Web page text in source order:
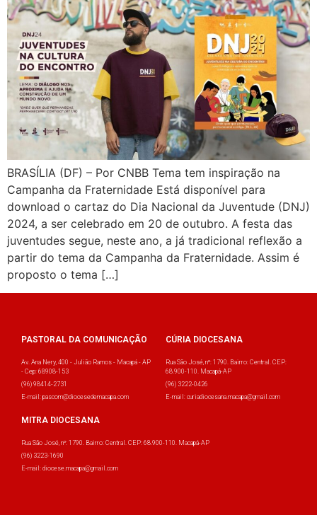
BRASÍLIA (DF) – Por CNBB Tema tem inspiração na
Campanha da Fraternidade Está disponível para
download o cartaz do Dia Nacional da Juventude (DNJ)
2024, a ser celebrado em 20 de outubro. A festa das
juventudes segue, neste ano, a já tradicional reflexão a
partir do tema da Campanha da Fraternidade. Assim é
proposto o tema […]
PASTORAL DA COMUNICAÇÃO
Av. Ana Nery, 400 - Julião Ramos - Macapá - AP
- Cep: 68908-153
(96) 98414-2731
E-mail: pascom@diocesedemacapa.com
CÚRIA DIOCESANA
Rua São José, nº: 1790. Bairro: Central. CEP:
68.900-110. Macapá-AP
(96) 3222-0426
E-mail: curiadiocesana.macapa@gmail.com
MITRA DIOCESANA
Rua São José, nº: 1790. Bairro: Central. CEP: 68.900-110. Macapá-AP
(96) 3223-1690
E-mail: diocese.macapa@gmail.com